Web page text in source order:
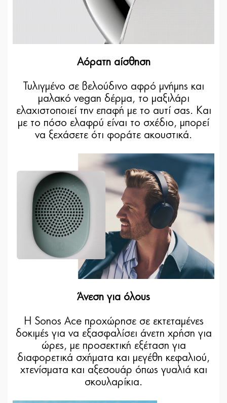
Αόρατη αίσθηση
Τυλιγμένο σε βελούδινο αφρό μνήμης και
μαλακό vegan δέρμα, το μαξιλάρι
ελαχιστοποιεί την επαφή με το αυτί σας. Και
με το πόσο ελαφρύ είναι το σχέδιο, μπορεί
να ξεχάσετε ότι φοράτε ακουστικά.
Άνεση για όλους
Η Sonos Ace προχώρησε σε εκτεταμένες
δοκιμές για να εξασφαλίσει άνετη χρήση για
ώρες, με προσεκτική εξέταση για
διαφορετικά σχήματα και μεγέθη κεφαλιού,
χτενίσματα και αξεσουάρ όπως γυαλιά και
σκουλαρίκια.